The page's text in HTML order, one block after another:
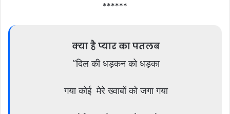
******
क्या है प्यार का पतलब
“दिल की धड़कन को धड़का
गया कोई मेरे ख्वाबों को जगा गया